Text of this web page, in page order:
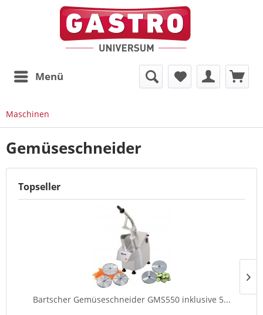
Menü
Maschinen
Gemüseschneider
Topseller
Bartscher Gemüseschneider GMS550 inklusive 5...